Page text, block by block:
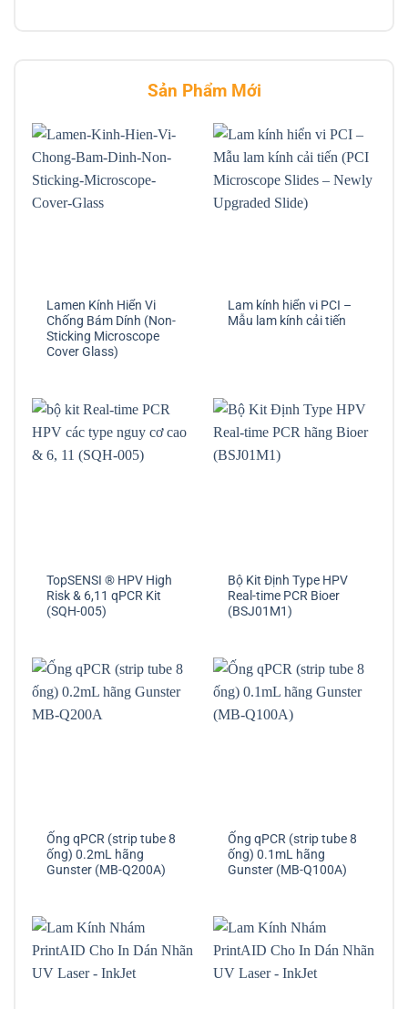
Sản Phẩm Mới
Lamen Kính Hiển Vi
Chống Bám Dính (Non-
Sticking Microscope
Cover Glass)
Lam kính hiển vi PCI –
Mẫu lam kính cải tiến
TopSENSI ® HPV High
Risk & 6,11 qPCR Kit
(SQH-005)
Bộ Kit Định Type HPV
Real-time PCR Bioer
(BSJ01M1)
Ống qPCR (strip tube 8
ống) 0.2mL hãng
Gunster (MB-Q200A)
Ống qPCR (strip tube 8
ống) 0.1mL hãng
Gunster (MB-Q100A)